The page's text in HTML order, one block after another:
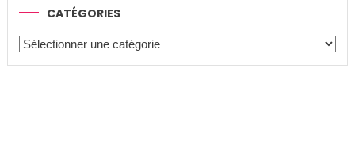
CATÉGORIES
Catégories